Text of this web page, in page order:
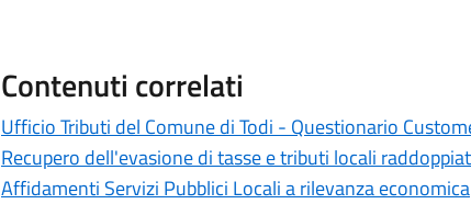
Contenuti correlati
Ufficio Tributi del Comune di Todi - Questionario
Recupero dell'evasione di tasse e tributi locali
Affidamenti Servizi Pubblici Locali a rilevanza economica